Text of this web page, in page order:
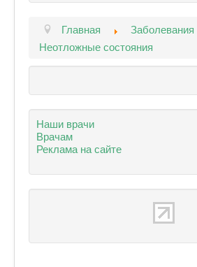
Главная
Заболевания
Неотложные состояния
Наши врачи
Врачам
Реклама на сайте